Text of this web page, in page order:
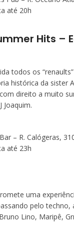
até 20h
Hits –
todos os
histórica da sister
direito a muito
Joaquim.
– R. Calógeras,
até 23h
uma
pelo techno,
Lino, Maripê,